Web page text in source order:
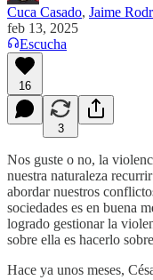
Cuca Casado, Jaime
feb 13, 2025
Escucha
16
3
Nos guste o no, la
nuestra naturaleza
abordar nuestros
sociedades es en buena
logrado gestionar la
sobre ella es hacerlo
Hace ya unos meses,